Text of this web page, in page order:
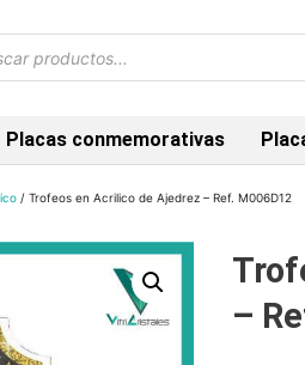
Placas conmemorativas
/ Trofeos en Acrilico de Ajedrez – Ref. M006D12
–